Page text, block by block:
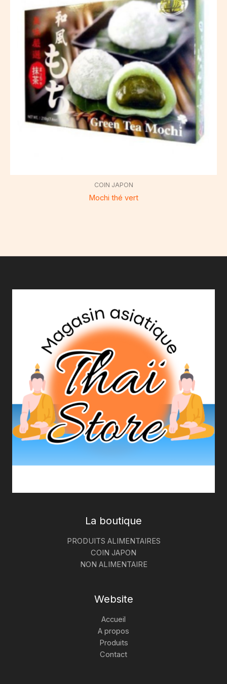
COIN JAPON
Mochi thé vert
La boutique
PRODUITS ALIMENTAIRES
COIN JAPON
NON ALIMENTAIRE
Website
Accueil
A propos
Produits
Contact